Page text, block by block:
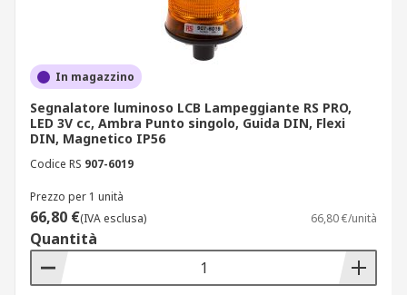
In magazzino
Segnalatore luminoso LCB Lampeggiante RS PRO,
LED 3V cc, Ambra Punto singolo, Guida DIN, Flexi
DIN, Magnetico IP56
Codice RS 907-6019
Prezzo per 1 unità
66,80 €(IVA esclusa) 66,80 €/unità
Quantità